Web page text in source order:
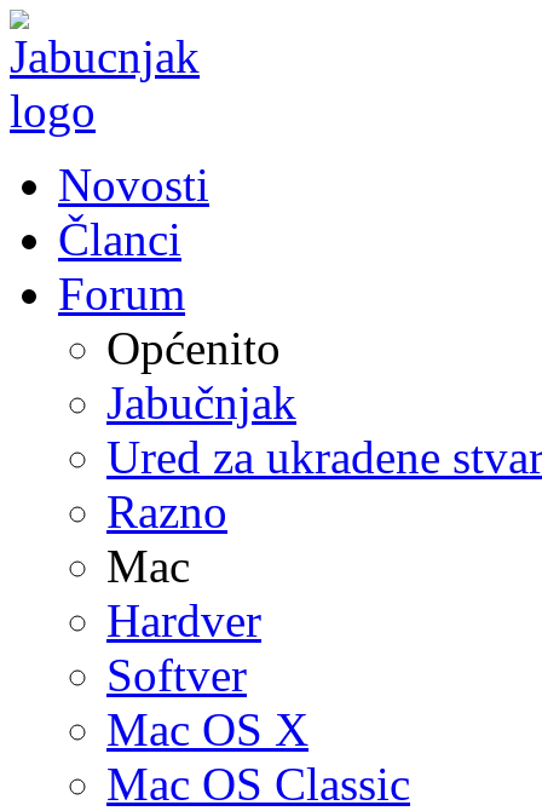
Novosti
Članci
Forum
Općenito
Jabučnjak
Ured za ukradene
Razno
Mac
Hardver
Softver
Mac OS X
Mac OS Classic